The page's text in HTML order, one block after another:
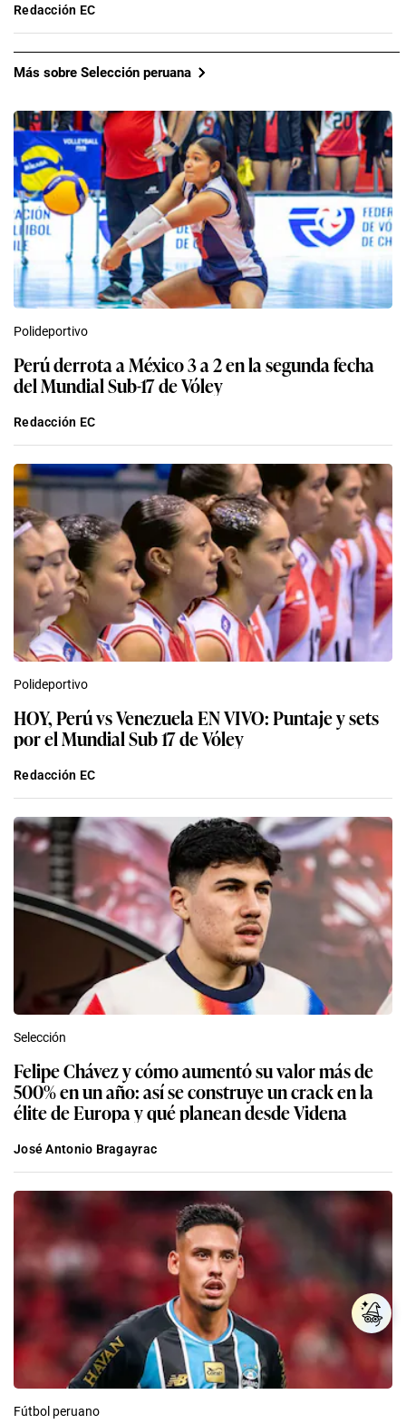
Redacción EC
Más sobre Selección peruana
Polideportivo
Perú derrota a México 3 a 2 en la segunda fecha
del Mundial Sub-17 de Vóley
Redacción EC
Polideportivo
HOY, Perú vs Venezuela EN VIVO: Puntaje y sets
por el Mundial Sub 17 de Vóley
Redacción EC
Selección
Felipe Chávez y cómo aumentó su valor más de
500% en un año: así se construye un crack en la
élite de Europa y qué planean desde Videna
José Antonio Bragayrac
Fútbol peruano